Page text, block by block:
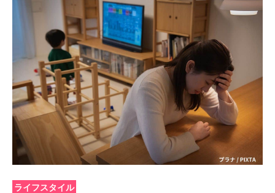
ライフスタイル